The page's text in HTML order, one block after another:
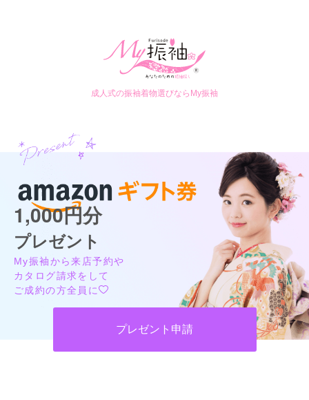
成人式の振袖着物選びならMy振袖
1,000円分
プレゼント
My振袖から来店予約や
カタログ請求をして
ご成約の方全員に
プレゼント申請